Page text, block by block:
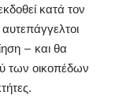
κατά τον
– και θα
των οικοπέδων